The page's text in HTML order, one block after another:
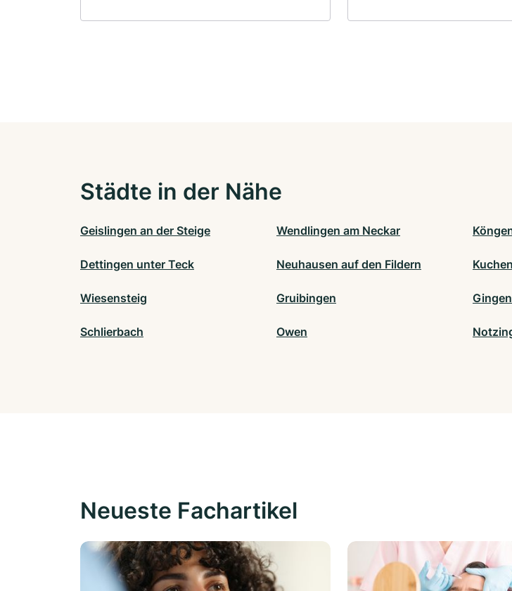
Städte in der Nähe
Geislingen an der Steige Wendlingen am Neckar
Dettingen unter Teck Neuhausen auf den Fildern Kuchen
Wiesensteig Gruibingen
Schlierbach Owen
Neueste Fachartikel